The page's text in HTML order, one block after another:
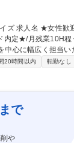
庶務】未
10H程 仕事の内容 ◎当社の
中心に幅広く担当い
約書の発送■郵便物
築物を手掛けている
アント様との取引
スに移転し、居心
っています。 募集職種 ★女
◎/面接1回のスピー
20時間以内 転勤なし
で
や